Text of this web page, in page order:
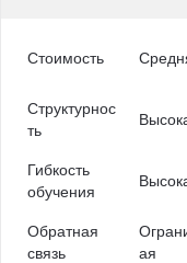
Стоимость
Структурнос
ть
Гибкость
обучения
Обратная
связь
ая